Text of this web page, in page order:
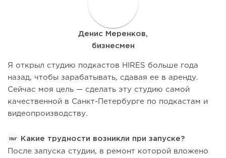
Денис Меренков,
бизнесмен
Я открыл студию подкастов HIRES больше года
назад, чтобы зарабатывать, сдавая ее в аренду.
Сейчас моя цель — сделать эту студию самой
качественной в Санкт-Петербурге по подкастам и
видеопроизводству.
Какие трудности возникли при запуске?
После запуска студии, в ремонт которой вложено